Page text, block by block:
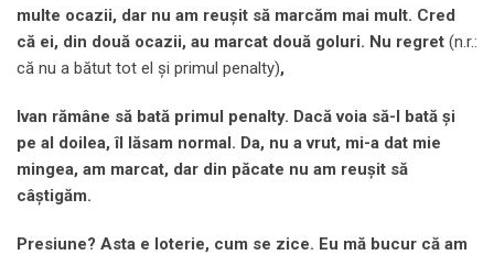
multe ocazii, dar nu am reușit să marcăm mai mult. Cred
că ei, din două ocazii, au marcat două goluri. Nu regret (n.r.:
că nu a bătut tot el și primul penalty),
Ivan rămâne să bată primul penalty. Dacă voia să-l bată și
pe al doilea, îl lăsam normal. Da, nu a vrut, mi-a dat mie
mingea, am marcat, dar din păcate nu am reușit să
câștigăm.
Presiune? Asta e loterie, cum se zice. Eu mă bucur că am